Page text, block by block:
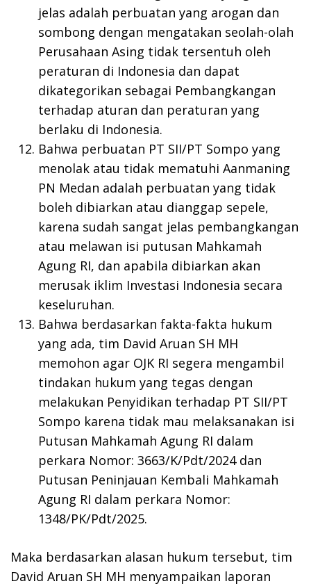
jelas adalah perbuatan yang arogan dan
sombong dengan mengatakan seolah-olah
Perusahaan Asing tidak tersentuh oleh
peraturan di Indonesia dan dapat
dikategorikan sebagai Pembangkangan
terhadap aturan dan peraturan yang
berlaku di Indonesia.
Bahwa perbuatan PT SII/PT Sompo yang
menolak atau tidak mematuhi Aanmaning
PN Medan adalah perbuatan yang tidak
boleh dibiarkan atau dianggap sepele,
karena sudah sangat jelas pembangkangan
atau melawan isi putusan Mahkamah
Agung RI, dan apabila dibiarkan akan
merusak iklim Investasi Indonesia secara
keseluruhan.
Bahwa berdasarkan fakta-fakta hukum
yang ada, tim David Aruan SH MH
memohon agar OJK RI segera mengambil
tindakan hukum yang tegas dengan
melakukan Penyidikan terhadap PT SII/PT
Sompo karena tidak mau melaksanakan isi
Putusan Mahkamah Agung RI dalam
perkara Nomor: 3663/K/Pdt/2024 dan
Putusan Peninjauan Kembali Mahkamah
Agung RI dalam perkara Nomor:
1348/PK/Pdt/2025.
Maka berdasarkan alasan hukum tersebut, tim
David Aruan SH MH menyampaikan laporan